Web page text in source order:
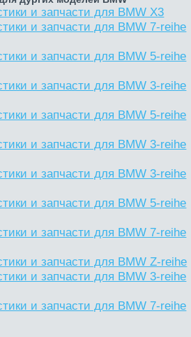
и запчасти для BMW X3
и запчасти для BMW 7-reihe
и запчасти для BMW 5-reihe
и запчасти для BMW 3-reihe
и запчасти для BMW 5-reihe
и запчасти для BMW 3-reihe
и запчасти для BMW 3-reihe
и запчасти для BMW 5-reihe
и запчасти для BMW 7-reihe
и запчасти для BMW Z-reihe
и запчасти для BMW 3-reihe
и запчасти для BMW 7-reihe